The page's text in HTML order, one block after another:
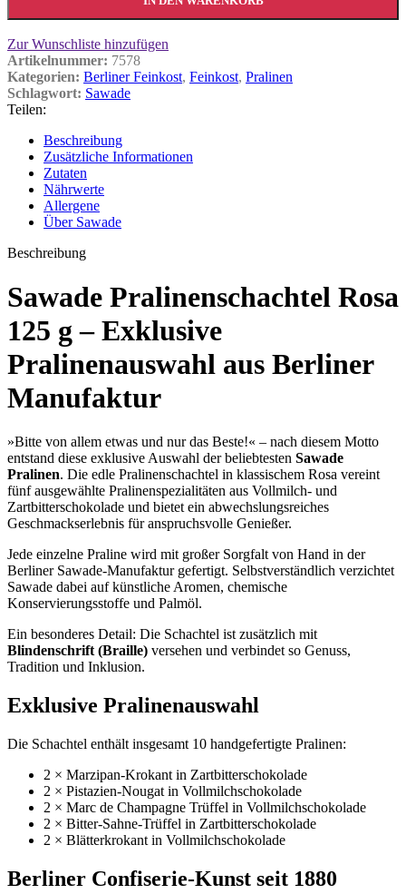
Zur Wunschliste hinzufügen
Artikelnummer: 7578
Kategorien: Berliner Feinkost, Feinkost, Pralinen
Schlagwort: Sawade
Teilen:
Beschreibung
Zusätzliche Informationen
Zutaten
Nährwerte
Allergene
Über Sawade
Beschreibung
Sawade Pralinenschachtel Rosa
125 g – Exklusive
Pralinenauswahl aus Berliner
Manufaktur
»Bitte von allem etwas und nur das Beste!« – nach diesem Motto
entstand diese exklusive Auswahl der beliebtesten Sawade
Pralinen. Die edle Pralinenschachtel in klassischem Rosa vereint
fünf ausgewählte Pralinenspezialitäten aus Vollmilch- und
Zartbitterschokolade und bietet ein abwechslungsreiches
Geschmackserlebnis für anspruchsvolle Genießer.
Jede einzelne Praline wird mit großer Sorgfalt von Hand in der
Berliner Sawade-Manufaktur gefertigt. Selbstverständlich verzichtet
Sawade dabei auf künstliche Aromen, chemische
Konservierungsstoffe und Palmöl.
Ein besonderes Detail: Die Schachtel ist zusätzlich mit
Blindenschrift (Braille) versehen und verbindet so Genuss,
Tradition und Inklusion.
Exklusive Pralinenauswahl
Die Schachtel enthält insgesamt 10 handgefertigte Pralinen:
2 × Marzipan-Krokant in Zartbitterschokolade
2 × Pistazien-Nougat in Vollmilchschokolade
2 × Marc de Champagne Trüffel in Vollmilchschokolade
2 × Bitter-Sahne-Trüffel in Zartbitterschokolade
2 × Blätterkrokant in Vollmilchschokolade
Berliner Confiserie-Kunst seit 1880